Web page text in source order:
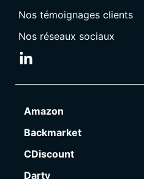
Nos témoignages clients
Nos réseaux sociaux
Amazon
Backmarket
CDiscount
Darty